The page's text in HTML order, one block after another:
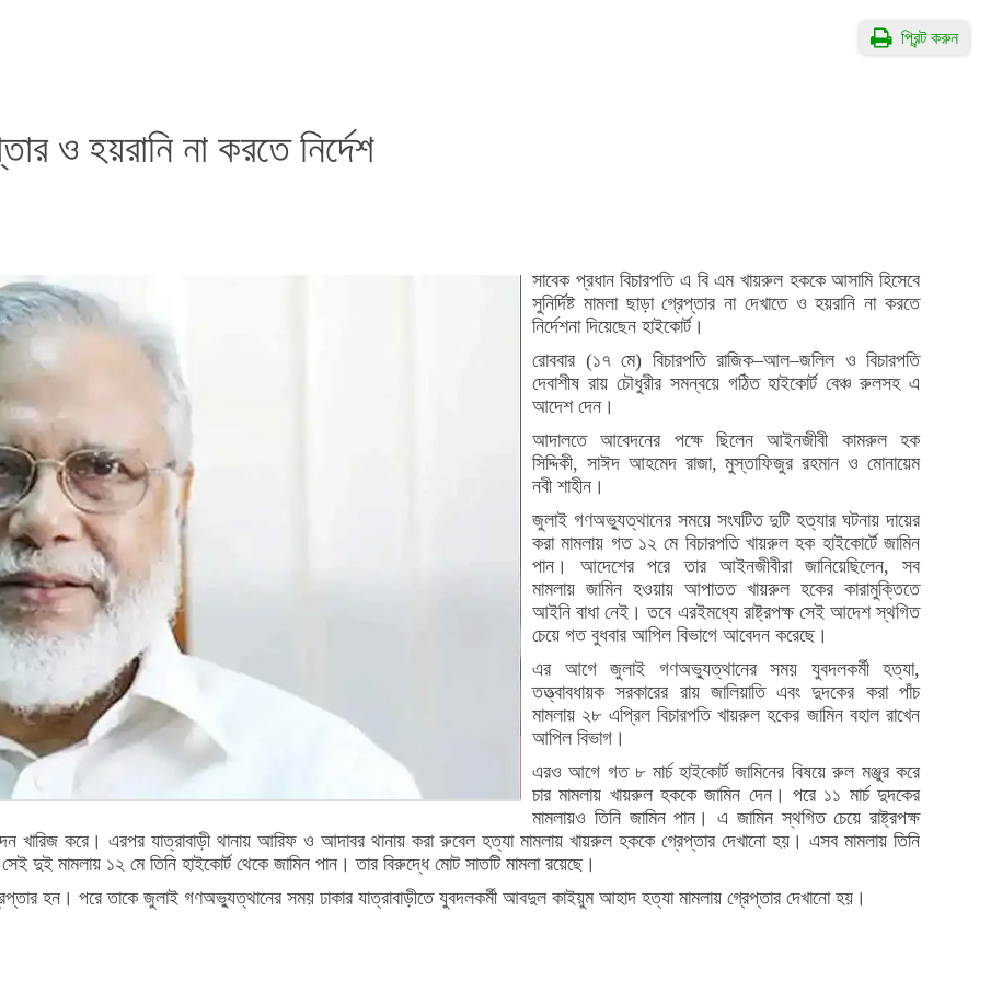
ও হয়রানি না করতে নির্দেশ
সাবেক প্রধান বিচারপতি এ বি এম খায়রুল হককে আসামি হিসেবে
সুনির্দিষ্ট মামলা ছাড়া গ্রেপ্তার না দেখাতে ও হয়রানি না করতে
নির্দেশনা দিয়েছেন হাইকোর্ট।
রোববার (১৭ মে) বিচারপতি রাজিক–আল–জলিল ও বিচারপতি
দেবাশীষ রায় চৌধুরীর সমন্বয়ে গঠিত হাইকোর্ট বেঞ্চ রুলসহ এ
আদেশ দেন।
আদালতে আবেদনের পক্ষে ছিলেন আইনজীবী কামরুল হক
সিদ্দিকী, সাঈদ আহমেদ রাজা, মুস্তাফিজুর রহমান ও মোনায়েম
নবী শাহীন।
জুলাই গণঅভ্যুত্থানের সময়ে সংঘটিত দুটি হত্যার ঘটনায় দায়ের
করা মামলায় গত ১২ মে বিচারপতি খায়রুল হক হাইকোর্টে জামিন
পান। আদেশের পরে তার আইনজীবীরা জানিয়েছিলেন, সব
মামলায় জামিন হওয়ায় আপাতত খায়রুল হকের কারামুক্তিতে
আইনি বাধা নেই। তবে এরইমধ্যে রাষ্ট্রপক্ষ সেই আদেশ স্থগিত
চেয়ে গত বুধবার আপিল বিভাগে আবেদন করেছে।
এর আগে জুলাই গণঅভ্যুত্থানের সময় যুবদলকর্মী হত্যা,
তত্ত্বাবধায়ক সরকারের রায় জালিয়াতি এবং দুদকের করা পাঁচ
মামলায় ২৮ এপ্রিল বিচারপতি খায়রুল হকের জামিন বহাল রাখেন
আপিল বিভাগ।
এরও আগে গত ৮ মার্চ হাইকোর্ট জামিনের বিষয়ে রুল মঞ্জুর করে
চার মামলায় খায়রুল হককে জামিন দেন। পরে ১১ মার্চ দুদকের
মামলায়ও তিনি জামিন পান। এ জামিন স্থগিত চেয়ে রাষ্ট্রপক্ষ
খারিজ করে। এরপর যাত্রাবাড়ী থানায় আরিফ ও আদাবর থানায় করা রুবেল হত্যা মামলায় খায়রুল হককে গ্রেপ্তার দেখানো হয়। এসব মামলায় তিনি
দুই মামলায় ১২ মে তিনি হাইকোর্ট থেকে জামিন পান। তার বিরুদ্ধে মোট সাতটি মামলা রয়েছে।
হন। পরে তাকে জুলাই গণঅভ্যুত্থানের সময় ঢাকার যাত্রাবাড়ীতে যুবদলকর্মী আবদুল কাইয়ুম আহাদ হত্যা মামলায় গ্রেপ্তার দেখানো হয়।
প্রিন্ট করুন